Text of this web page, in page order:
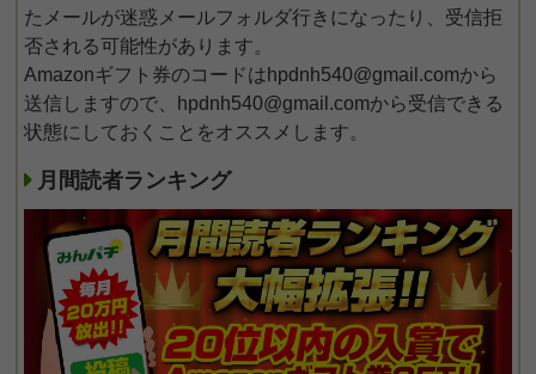
たメールが迷惑メールフォルダ行きになったり、受信拒
否される可能性があります。
Amazonギフト券のコードはhpdnh540@gmail.comから
送信しますので、hpdnh540@gmail.comから受信できる
状態にしておくことをオススメします。
月間読者ランキング